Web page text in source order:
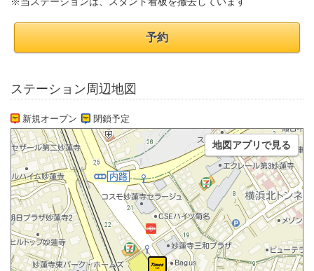
予約
ステーション周辺地図
新規オープン 閉鎖予定
地図アプリで見る